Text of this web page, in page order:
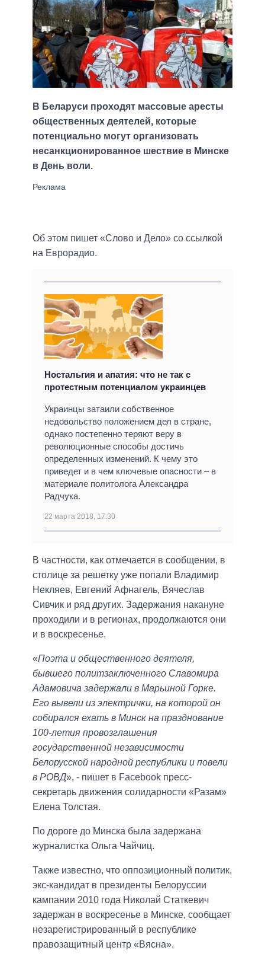
В Беларуси проходят массовые аресты
общественных деятелей, которые
потенциально могут организовать
несанкционированное шествие в Минске
в День воли.
Об этом пишет «Слово и Дело» со ссылкой
на Еврорадио.
Ностальгия и апатия: что не так с
протестным потенциалом украинцев
Украинцы затаили собственное
недовольство положением дел в стране,
однако постепенно теряют веру в
революционные способы достичь
определенных изменений. К чему это
приведет и в чем ключевые опасности – в
материале политолога Александра
Радчука.
22 марта 2018, 17:30
В частности, как отмечается в сообщении, в
столице за решетку уже попали Владимир
Некляев, Евгений Афнагель, Вячеслав
Сивчик и ряд других. Задержания накануне
проходили и в регионах, продолжаются они
и в воскресенье.
«Поэта и общественного деятеля,
бывшего политзаключенного Славомира
Адамовича задержали в Марьиной Горке.
Его вывели из электрички, на которой он
собирался ехать в Минск на празднование
100-летия провозглашения
государственной независимости
Белорусской народной республики и повели
в РОВД», - пишет в Facebook пресс-
секретарь движения солидарности «Разам»
Елена Толстая.
По дороге до Минска была задержана
журналистка Ольга Чайчиц.
Также известно, что оппозиционный политик,
экс-кандидат в президенты Белоруссии
кампании 2010 года Николай Статкевич
задержан в воскресенье в Минске, сообщает
незарегистрированный в республике
правозащитный центр «Вясна».